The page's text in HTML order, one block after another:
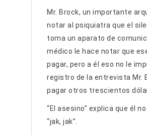
Mr. Brock, un importante
notar al psiquiatra que el
toma un aparato de
médico le hace notar que
pagar, pero a él eso no le
registro de la entrevista Mr.
pagar otros trescientos
“El asesino” explica que él
“jak, jak”.